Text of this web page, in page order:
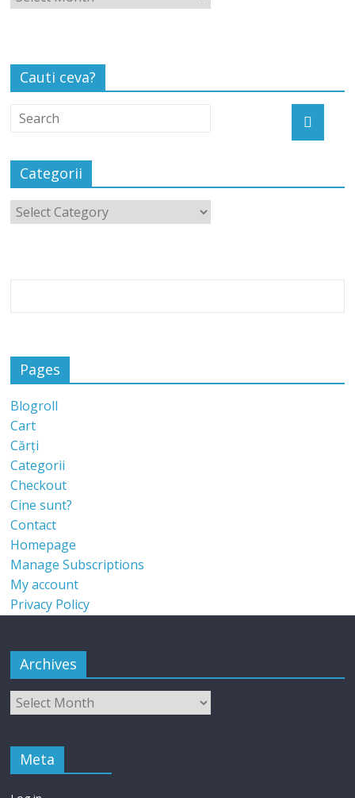
Cauti ceva?
Categorii
Pages
Blogroll
Cart
Cărți
Categorii
Checkout
Cine sunt?
Contact
Homepage
Manage Subscriptions
My account
Privacy Policy
Archives
Meta